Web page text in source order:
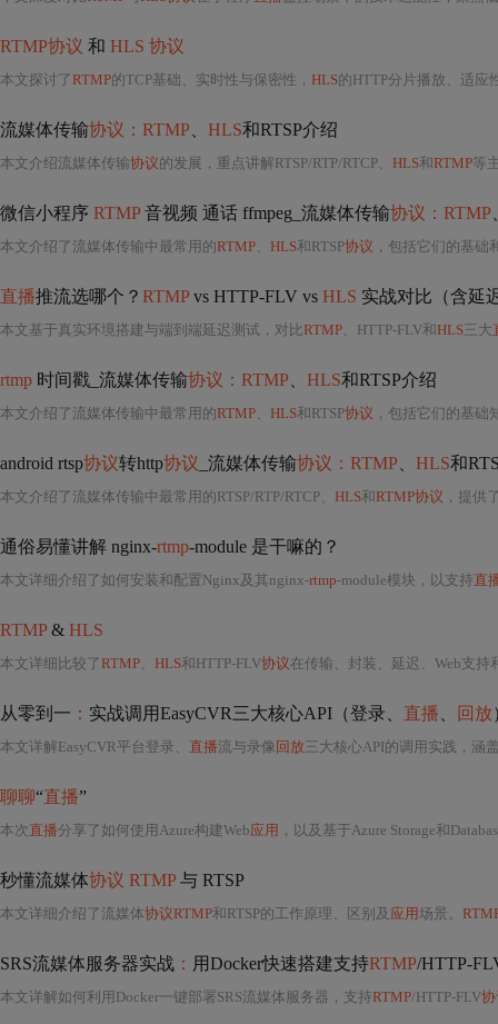
RTMP协议 和 HLS 协议
本文探讨了RTMP的TCP基础、实时性与保密性， HLS的HTTP分片播放、适应性
流媒体传输协议：RTMP HLS和RTSP介绍
本文介绍流媒体传输协议的发展，重点讲解RTSP/RTP/RTCP、 HLS和RTMP等
微信小程序 RTMP 音视频 通话 ffmpeg_流媒体传输协议：RTMP
本文介绍了流媒体传输中最常用的RTMP、 HLS和RTSP协议 ，包括它们的基础和重要部分。
直播推流选哪个？ RTMP vs HTTP-FLV vs HLS 实战对比（含延
本文基于真实环境搭建与端到端延迟测试，对比RTMP、HTTP-FLV和HLS三大
rtmp 时间戳_流媒体传输协议：RTMP HLS和RTSP介绍
本文介绍了流媒体传输中最常用的RTMP、 HLS和RTSP协议 ，包括它们的基础知识和重要部分。提供了参考资
android rtsp协议转http协议 _流媒体传输协议：RTMP HLS和
本文介绍了流媒体传输中最常用的RTSP/RTP/RTCP、 HLS和RTMP协议 ，提供
通俗易懂讲解 nginx-rtmp-module 是干嘛的？
本文详细介绍了如何安装和配置Nginx及其nginx-rtmp-module模块，以支持直
RTMP & HLS
本文详细比较了RTMP、 HLS和HTTP-FLV协议在传输、封装、延迟、Web支持和优
从零到一 ： 实战调用EasyCVR三大核心API（登录、 直播 回放
本文详解EasyCVR平台登录、 直播流与录像 回放三大核心API的调用实践，涵
聊聊“直播”
本次 直播分享了如何使用Azure构建Web应用 ，以及基于Azure Storage和
秒懂流媒体协议 RTMP 与 RTSP
本文详细介绍了流媒体协议RTMP和RTSP的工作原理、区别及 应用 场景。
SRS流媒体服务器实战 ： 用Docker快速搭建支持RTMP/HTTP-
本文详解如何利用Docker一键部署SRS流媒体服务器，支持RTMP/HTTP-FLV